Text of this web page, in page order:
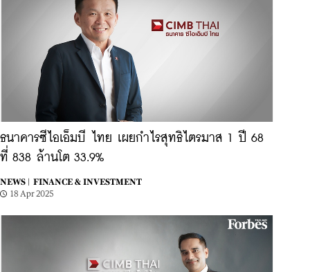
ธนาคารซีไอเอ็มบี ไทย เผยกำไรสุทธิไตรมาส 1 ปี 68
ที่ 838 ล้านโต 33.9%
NEWS |
FINANCE & INVESTMENT
18 Apr 2025